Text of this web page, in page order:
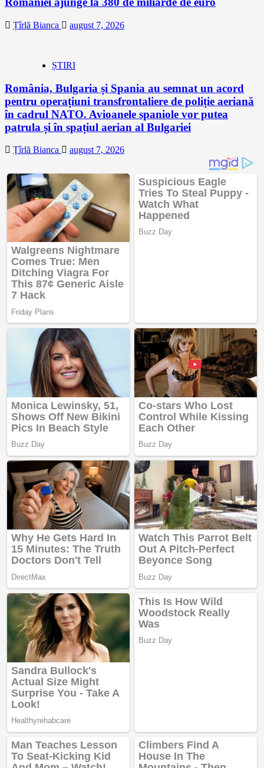
Țîrlă Bianca august 7, 2026
ȘTIRI
România, Bulgaria și Spania au semnat un acord
pentru operațiuni transfrontaliere de poliție aeriană
în cadrul NATO. Avioanele spaniole vor putea
patrula și în spațiul aerian al Bulgariei
Țîrlă Bianca august 7, 2026